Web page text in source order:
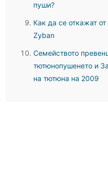
пуши?
Как да се откажат
Zyban
Семейството
тютюнопушенето и
на тютюна на 2009